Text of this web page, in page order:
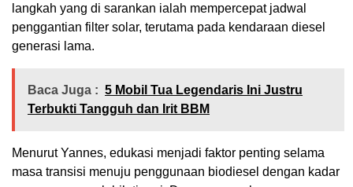
langkah yang di sarankan ialah mempercepat jadwal
penggantian filter solar, terutama pada kendaraan diesel
generasi lama.
Baca Juga : 5 Mobil Tua Legendaris Ini Justru
Terbukti Tangguh dan Irit BBM
Menurut Yannes, edukasi menjadi faktor penting selama
masa transisi menuju penggunaan biodiesel dengan kadar